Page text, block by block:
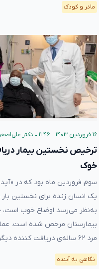
مادر و کودک
۱۶ فروردین ۱۴۰۳ – ۱۱:۴۶ • دکتر
ترخیص نخستین بیمار
خوک
سوم فروردین ماه بود که در
یک انسان زنده برای نخستین
به‌نظر می‌رسد اوضاع خوب است،
بیمارستان مرخص شده است.
مرد ۶۲ ساله‌ی دریافت کننده دیگر نیاز به دیالیز […]
نگاهی به آینده